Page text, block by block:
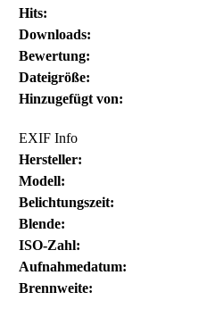
Hits:
Downloads:
Bewertung:
Dateigröße:
Hinzugefügt von:
EXIF Info
Hersteller:
Modell:
Belichtungszeit:
Blende:
ISO-Zahl:
Aufnahmedatum:
Brennweite: